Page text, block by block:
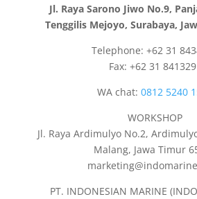
Jl. Raya Sarono Jiwo No.9,
Tenggilis Mejoyo, Surabaya,
Telephone: +62 31
Fax: +62 31
WA chat:0812 5240
WORKSHOP
Jl. Raya Ardimulyo No.2,
Malang, Jawa Timur
PT. INDONESIAN MARINE